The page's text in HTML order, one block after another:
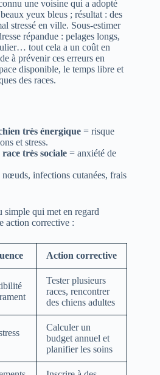
une voisine qui a adopté
yeux bleus ; résultat : des
stressé en ville. Sous-estimer
répandue : pelages longs,
tout cela a un coût en
à prévenir ces erreurs en
disponible, le temps libre et
des races.
très énergique = risque
et stress.
très sociale = anxiété de
nœuds, infections cutanées, frais
qui met en regard
action corrective :
Action corrective
Tester plusieurs
races, rencontrer
des chiens adultes
Calculer un
budget annuel et
planifier les soins